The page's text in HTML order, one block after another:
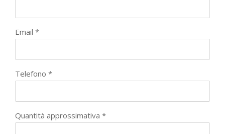
Email *
Telefono *
Quantità approssimativa *